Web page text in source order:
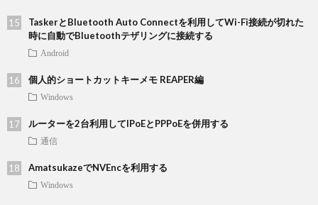
TaskerとBluetooth Auto Connectを利用してWi-Fi接続が切れた
時に自動でBluetoothテザリングに接続する
Android
個人的ショートカットキーメモ REAPER編
Windows
ルーターを2台利用してIPoEとPPPoEを併用する
通信
AmatsukazeでNVEncを利用する
Windows